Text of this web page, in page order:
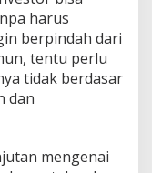
harus
berpindah dari
tentu perlu
tidak berdasar
dan
mengenai